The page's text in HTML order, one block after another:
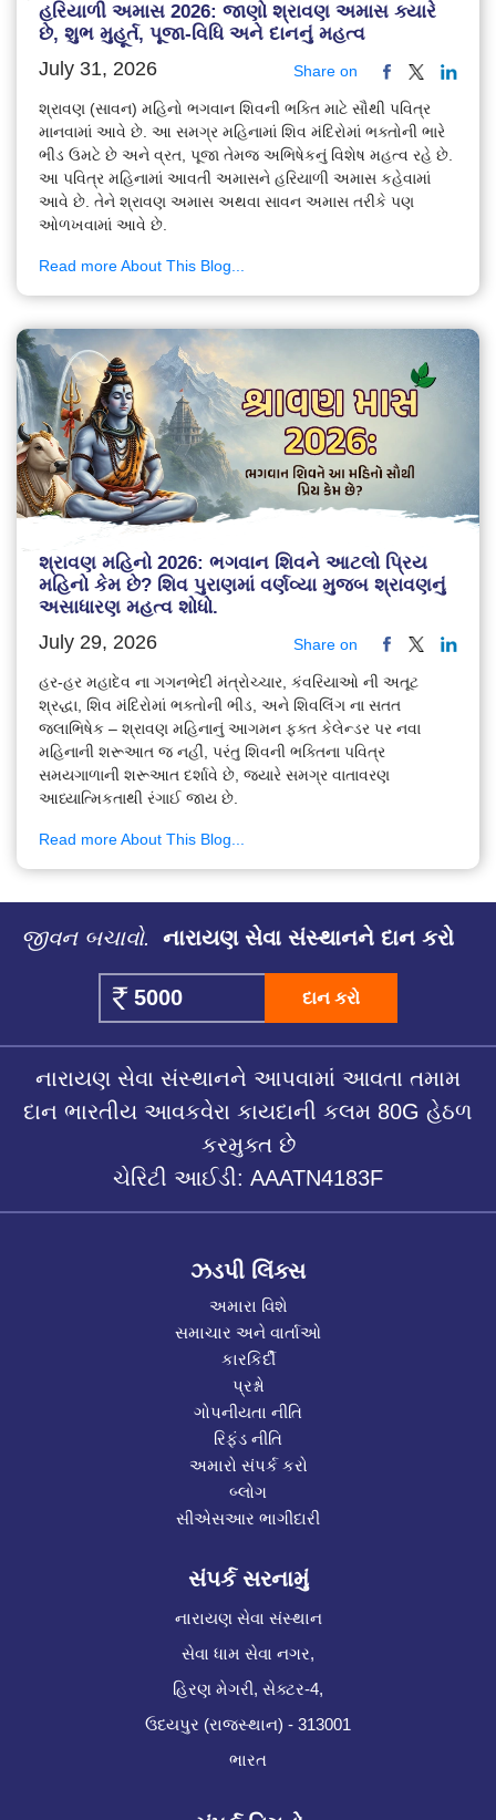
હરિયાળી અમાસ 2026: જાણો શ્રાવણ અમાસ ક્યારે
છે, શુભ મુહૂર્ત, પૂજા-વિધિ અને દાનનું મહત્વ
July 31, 2026 Share on
શ્રાવણ (સાવન) મહિનો ભગવાન શિવની ભક્તિ માટે સૌથી પવિત્ર
માનવામાં આવે છે. આ સમગ્ર મહિનામાં શિવ મંદિરોમાં ભક્તોની ભારે
ભીડ ઉમટે છે અને વ્રત, પૂજા તેમજ અભિષેકનું વિશેષ મહત્વ રહે છે.
આ પવિત્ર મહિનામાં આવતી અમાસને હરિયાળી અમાસ કહેવામાં
આવે છે. તેને શ્રાવણ અમાસ અથવા સાવન અમાસ તરીકે પણ
ઓળખવામાં આવે છે.
Read more About This Blog...
શ્રાવણ મહિનો 2026: ભગવાન શિવને આટલો પ્રિય
મહિનો કેમ છે? શિવ પુરાણમાં વર્ણવ્યા મુજબ શ્રાવણનું
અસાધારણ મહત્વ શોધો.
July 29, 2026 Share on
હર-હર મહાદેવ ના ગગનભેદી મંત્રોચ્ચાર, કંવરિયાઓ ની અતૂટ
શ્રદ્ધા, શિવ મંદિરોમાં ભક્તોની ભીડ, અને શિવલિંગ ના સતત
જલાભિષેક – શ્રાવણ મહિનાનું આગમન ફક્ત કેલેન્ડર પર નવા
મહિનાની શરૂઆત જ નહીં, પરંતુ શિવની ભક્તિના પવિત્ર
સમયગાળાની શરૂઆત દર્શાવે છે, જ્યારે સમગ્ર વાતાવરણ
આધ્યાત્મિકતાથી રંગાઈ જાય છે.
Read more About This Blog...
જીવન બચાવો. નારાયણ સેવા સંસ્થાનને દાન કરો
દાન કરો
નારાયણ સેવા સંસ્થાનને આપવામાં આવતા તમામ
દાન ભારતીય આવકવેરા કાયદાની કલમ 80G હેઠળ
કરમુક્ત છે
ચેરિટી આઈડી: AAATN4183F
ઝડપી લિંક્સ
અમારા વિશે
સમાચાર અને વાર્તાઓ
કારકિર્દી
પ્રશ્નો
ગોપનીયતા નીતિ
રિફંડ નીતિ
અમારો સંપર્ક કરો
બ્લોગ
સીએસઆર ભાગીદારી
સંપર્ક સરનામું
નારાયણ સેવા સંસ્થાન
સેવા ધામ સેવા નગર,
હિરણ મેગરી, સેક્ટર-4,
ઉદયપુર (રાજસ્થાન) - 313001
ભારત